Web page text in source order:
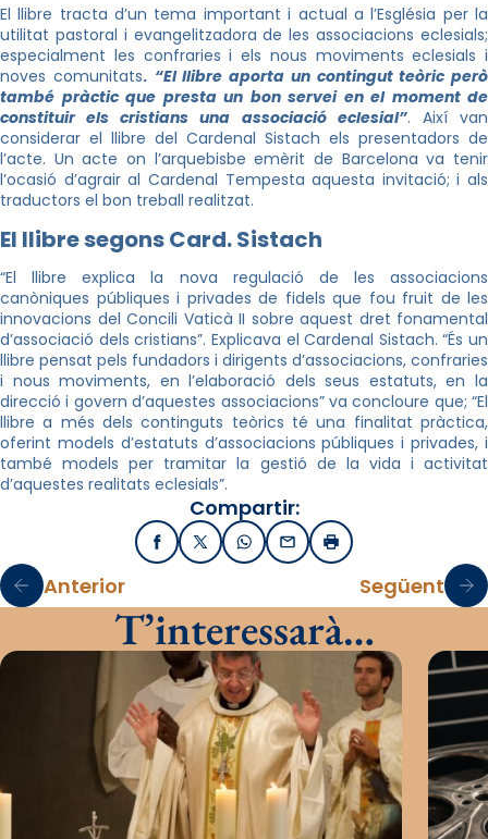
El llibre tracta d’un tema important i actual a l’Església per la
utilitat pastoral i evangelitzadora de les associacions eclesials;
especialment les confraries i els nous moviments eclesials i
noves comunitats. “El llibre aporta un contingut teòric però
també pràctic que presta un bon servei en el moment de
constituir els cristians una associació eclesial”. Així van
considerar el llibre del Cardenal Sistach els presentadors de
l’acte. Un acte on l’arquebisbe emèrit de Barcelona va tenir
l’ocasió d’agrair al Cardenal Tempesta aquesta invitació; i als
traductors el bon treball realitzat.
El llibre segons Card.Sistach
“El llibre explica la nova regulació de les associacions
canòniques públiques i privades de fidels que fou fruit de les
innovacions del Concili Vaticà II sobre aquest dret fonamental
d’associació dels cristians”. Explicava el Cardenal Sistach. “És un
llibre pensat pels fundadors i dirigents d’associacions, confraries
i nous moviments, en l’elaboració dels seus estatuts, en la
direcció i govern d’aquestes associacions” va concloure que; “El
llibre a més dels continguts teòrics té una finalitat pràctica,
oferint models d’estatuts d’associacions públiques i privades, i
també models per tramitar la gestió de la vida i activitat
d’aquestes realitats eclesials”.
Compartir:
FacebookX / TwitterWhatsApp
EmailImprimir
Anterior Següent
T’interessarà…